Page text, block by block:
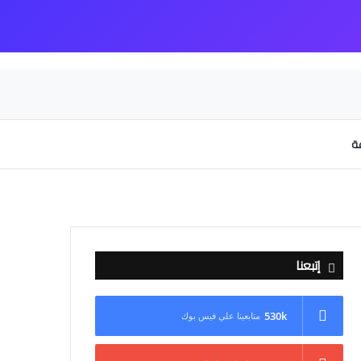
إتبعنا
530k متابعينا علي فيس بوك